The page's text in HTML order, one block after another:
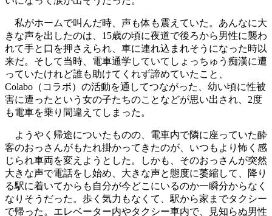
私がホームで叫んだ時、声も体も震えていた。あんなに大
きな声を出したのは、15歳の頃に夜道で後ろから男性に襲わ
れて手と口を押さえられ、車に連れ込まれそうになった時以
来だ。そして当時、電車通学していてしょっちゅう痴漢に遭
っていたけれど誰も助けてくれず諦めていたこと、
Colabo（コラボ）の活動を通してつながった、幼い頃に性被
害に遭ったという女の子たちのことなどが思い出され、2度
も電車を乗り間違えてしまった。
ようやく帰途についたものの、電車内で隣に座っていた酔
客のおっさんがもたれ掛かってきたのが、いつもより怖く感
じられ車両を変えようとした。しかも、そのおっさんが突然
大きな声で電話をし始め、大きな声と態度に萎縮して、降り
る駅に着いてからも自分が今どこにいるのか一瞬分からなく
なりそうだった。歩く気力もなくて、駅から家までタクシー
で帰った。エレベーター内やタクシー車内で、見知らぬ男性